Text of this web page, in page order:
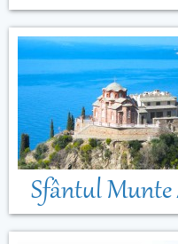
Sfântul Munte